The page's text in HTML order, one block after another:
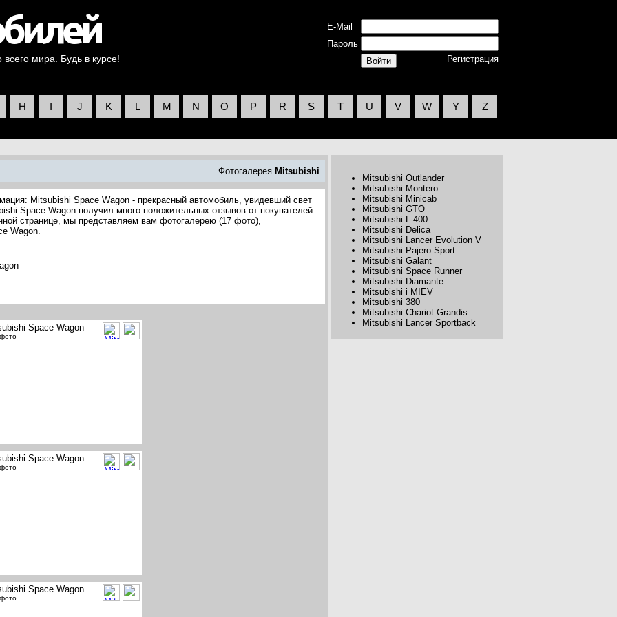
мира. Будь в курсе!
E-Mail
Пароль
Регистрация
H I J K L M N O P R S T U V W Y Z
Фотогалерея Mitsubishi
Mitsubishi Space Wagon - прекрасный автомобиль, увидевший свет
Space Wagon получил много положительных отзывов от покупателей
странице, мы представляем вам фотогалерею (17 фото),
Wagon.
Space Wagon
Space Wagon
Space Wagon
Mitsubishi Outlander
Mitsubishi Montero
Mitsubishi Minicab
Mitsubishi GTO
Mitsubishi L-400
Mitsubishi Delica
Mitsubishi Lancer Evolution V
Mitsubishi Pajero Sport
Mitsubishi Galant
Mitsubishi Space Runner
Mitsubishi Diamante
Mitsubishi i MIEV
Mitsubishi 380
Mitsubishi Chariot Grandis
Mitsubishi Lancer Sportback